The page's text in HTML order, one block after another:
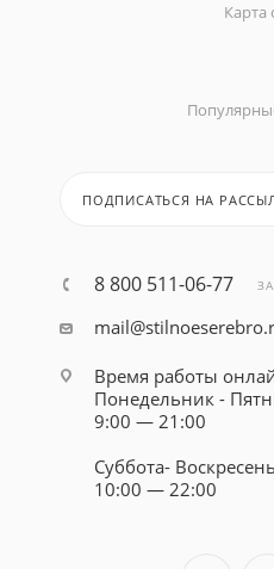
Карта
ПОДПИСАТЬСЯ НА
8 800 511-06-77
Время работы
Понедельник -
9:00 — 21:00
Суббота-
10:00 — 22:00